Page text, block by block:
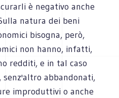
è negativo anche
natura dei beni
bisogna, però,
non hanno, infatti,
redditi, e in tal caso
senz'altro abbandonati,
improduttivi o anche